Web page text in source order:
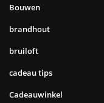
Bouwen
brandhout
bruiloft
cadeau tips
Cadeauwinkel